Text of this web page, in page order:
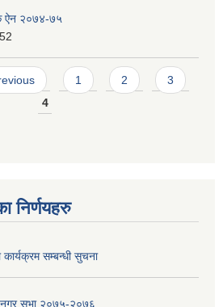
ऐन २०७४-७५
1 2
3
4
निर्णयहरु
कार्यक्रम सम्बन्धी सुचना
नगर सभा २०७५-२०७६